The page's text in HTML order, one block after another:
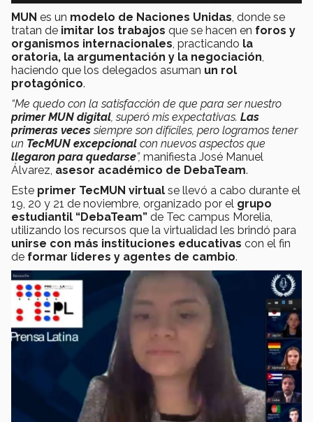
MUN es un modelo de Naciones Unidas, donde se
tratan de imitar los trabajos que se hacen en foros y
organismos internacionales, practicando la
oratoria, la argumentación y la negociación,
haciendo que los delegados asuman un rol
protagónico.
“Me quedo con la satisfacción de que para ser nuestro
primer MUN digital, superó mis expectativas. Las
primeras vecessiempre son difíciles, pero logramos tener
un TecMUN excepcional con nuevos aspectos que
llegaron para quedarse”, manifiesta José Manuel
Álvarez, asesor académico de DebaTeam.
Este primer TecMUN virtual se llevó a cabo durante el
19, 20 y 21 de noviembre, organizado por el grupo
estudiantil “DebaTeam” de Tec campus Morelia,
utilizando los recursos que la virtualidad les brindó para
unirse con más instituciones educativas con el fin
de formar líderes y agentes de cambio.